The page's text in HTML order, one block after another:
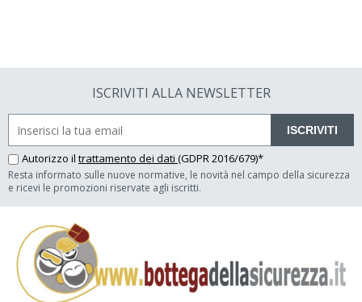
ISCRIVITI ALLA NEWSLETTER
ISCRIVITI
Autorizzo il trattamento dei dati (GDPR 2016/679)*
Resta informato sulle nuove normative, le novità nel campo della sicurezza
e ricevi le promozioni riservate agli iscritti.